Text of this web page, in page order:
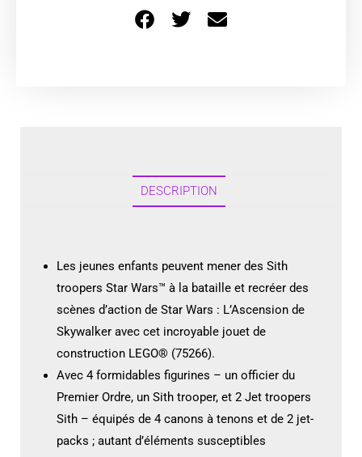
DESCRIPTION
Les jeunes enfants peuvent mener des Sith
troopers Star Wars™ à la bataille et recréer des
scènes d’action de Star Wars : L’Ascension de
Skywalker avec cet incroyable jouet de
construction LEGO® (75266).
Avec 4 formidables figurines – un officier du
Premier Ordre, un Sith trooper, et 2 Jet troopers
Sith – équipés de 4 canons à tenons et de 2 jet-
packs ; autant d’éléments susceptibles